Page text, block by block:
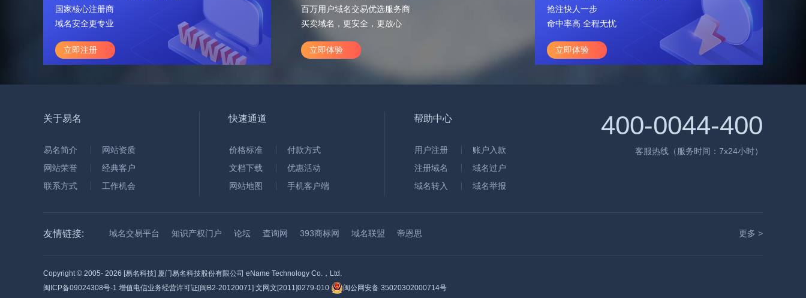
国家核心注册商
域名安全更专业
立即注册
百万用户域名交易优选服务商
买卖域名，更安全，更放心
立即体验
抢注快人一步
命中率高 全程无忧
立即体验
关于易名
易名简介
网站资质
网站荣誉
经典客户
联系方式
工作机会
快速通道
价格标准
付款方式
文档下载
优惠活动
网站地图
手机客户端
帮助中心
用户注册
账户入款
注册域名
域名过户
域名转入
域名举报
400-0044-400
客服热线（服务时间：7x24小时）
友情链接: 域名交易平台 知识产权门户 论坛 查询网 393商标网 域名联盟 帝恩思 更多 >
Copyright © 2005- 2026 [易名科技] 厦门易名科技股份有限公司 eName Technology Co.，Ltd.
闽ICP备09024308号-1 增值电信业务经营许可证[闽B2-20120071] 文网文[2011]0279-010 闽公网安备 35020302000714号